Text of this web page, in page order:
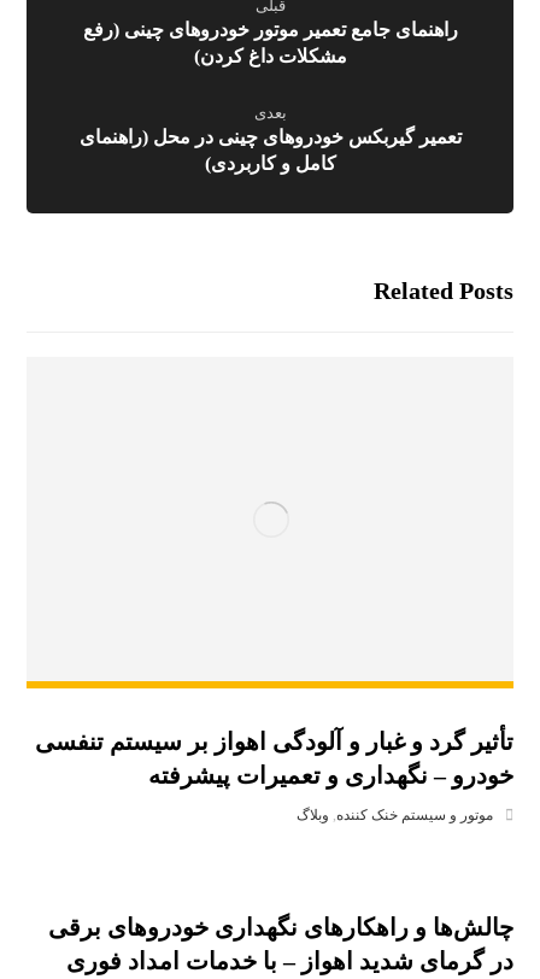
قبلی
راهنمای جامع تعمیر موتور خودروهای چینی (رفع
مشکلات داغ کردن)
بعدی
تعمیر گیربکس خودروهای چینی در محل (راهنمای
کامل و کاربردی)
Related Posts
تأثیر گرد و غبار و آلودگی اهواز بر سیستم تنفسی
خودرو – نگهداری و تعمیرات پیشرفته
موتور و سیستم خنک‌ کننده, وبلاگ
چالش‌ها و راهکارهای نگهداری خودروهای برقی
در گرمای شدید اهواز – با خدمات امداد فوری